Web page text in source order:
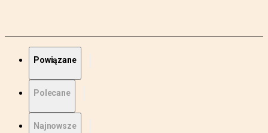
Powiązane
Polecane
Najnowsze